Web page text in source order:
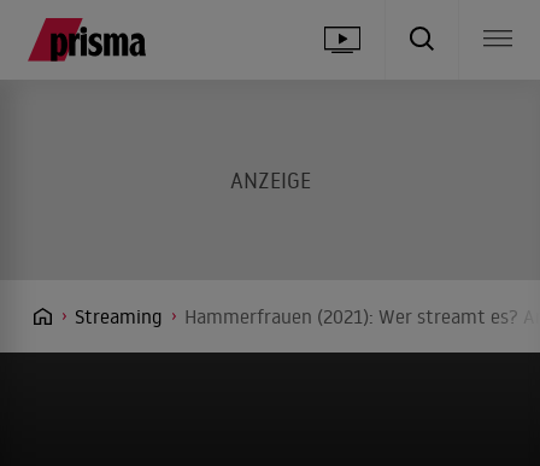
Streaming Hammerfrauen (2021): Wer streamt es?